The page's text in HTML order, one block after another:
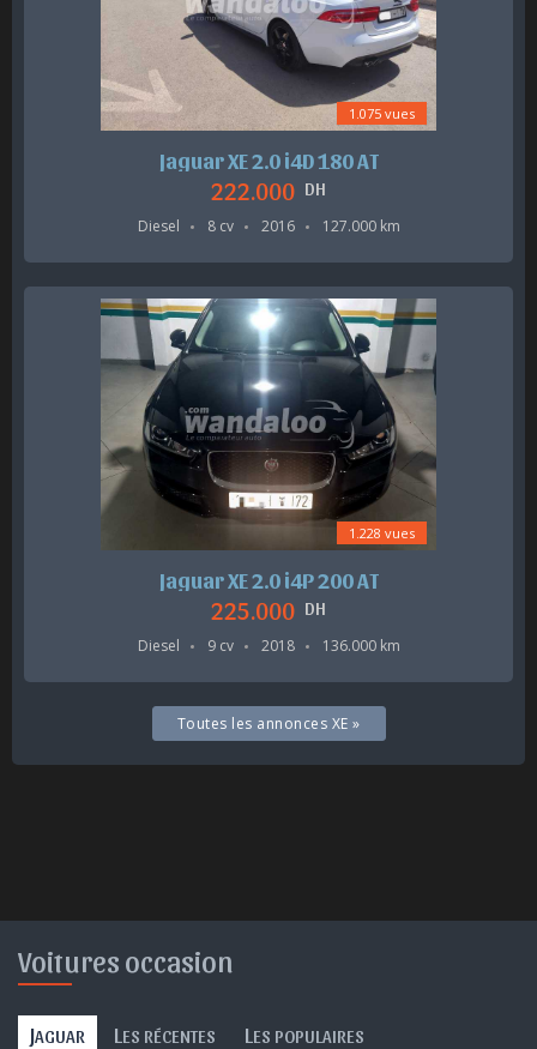
1.075 vues
Jaguar XE 2.0 i4D 180 AT
222.000 DH
Diesel 8 cv 2016 127.000 km
1.228 vues
Jaguar XE 2.0 i4P 200 AT
225.000 DH
Diesel 9 cv 2018 136.000 km
Toutes les annonces XE »
Voitures occasion
JAGUAR L ES RÉCENTES L ES POPULAIRES